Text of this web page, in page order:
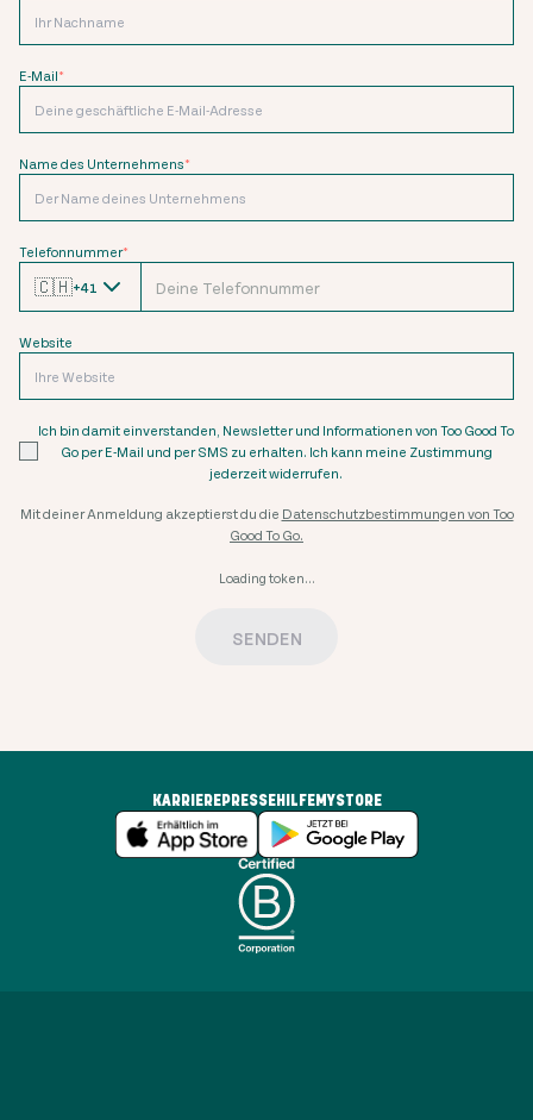
E-Mail*
Name des Unternehmens*
Telefonnummer*
🇨🇭+41
Website
Ich bin damit einverstanden, Newsletter und Informationen von Too Good To
Go per E-Mail und per SMS zu erhalten. Ich kann meine Zustimmung
jederzeit widerrufen.
Mit deiner Anmeldung akzeptierst du die Datenschutzbestimmungen von Too
Good To Go.
Loading token...
SENDEN
KARRIEREPRESSEHILFEMYSTORE